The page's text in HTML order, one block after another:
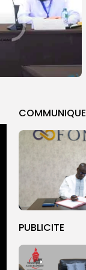
COMMUNIQUE
PUBLICITE